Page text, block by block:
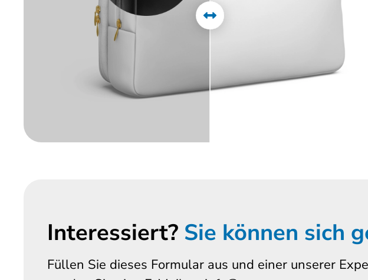
Interessiert? Sie können sich
Füllen Sie dieses Formular aus und einer unserer